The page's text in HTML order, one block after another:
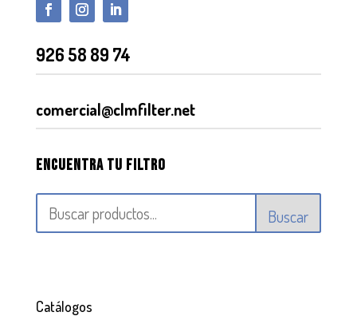
926 58 89 74
comercial@clmfilter.net
Encuentra tu filtro
Buscar
Catálogos